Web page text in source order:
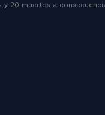
y 20 muertos a